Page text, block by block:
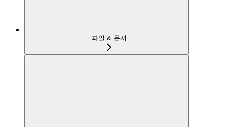
파일 & 문서